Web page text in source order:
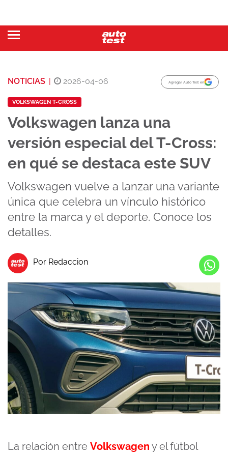
NOTICIAS | 2026-04-06 Agregar Auto Test en
VOLKSWAGEN T-CROSS
Volkswagen lanza una
versión especial del T-Cross:
en qué se destaca este SUV
Volkswagen vuelve a lanzar una variante
única que celebra un vínculo histórico
entre la marca y el deporte. Conoce los
detalles.
Por Redaccion
La relación entre Volkswagen y el fútbol